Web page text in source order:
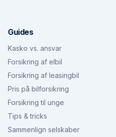
Guides
Kasko vs. ansvar
Forsikring af elbil
Forsikring af leasingbil
Pris på bilforsikring
Forsikring til unge
Tips & tricks
Sammenlign selskaber